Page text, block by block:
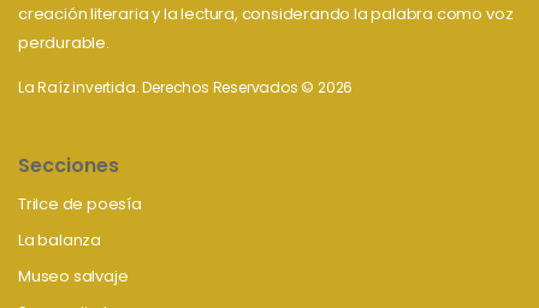
creación literaria y la lectura, considerando la palabra como voz
perdurable.
La Raíz invertida. Derechos Reservados © 2026
Secciones
Trilce de poesía
La balanza
Museo salvaje